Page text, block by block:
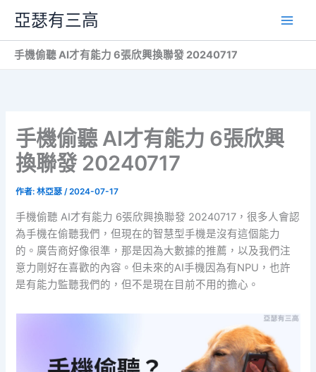
主
亞瑟有三高
手機偷聽 AI才有能力 6張欣興換聯發 20240717
手機偷聽 AI才有能力 6張欣興
換聯發 20240717
作者:林亞瑟/2024-07-17
手機偷聽 AI才有能力 6張欣興換聯發 20240717，很多人會認
為手機在偷聽我們，但現在的智慧型手機是沒有這個能力
的。廣告商好像很準，那是因為大數據的推薦，以及我們注
意力剛好在喜歡的內容。但未來的AI手機因為有NPU，也許
是有能力監聽我們的，但不是現在目前不用的擔心。